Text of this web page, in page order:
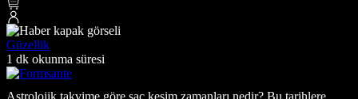
Güzellik
1 dk okunma süresi
Astrolojik takvime göre saç kesim zamanları nedir? Bu tarihlere